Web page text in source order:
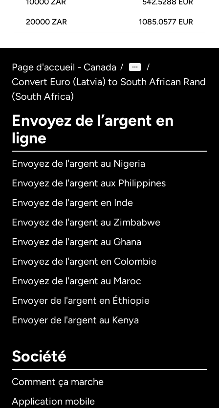
10000 ZAR 542.5288 EUR
20000 ZAR 1085.0577 EUR
Page d'accueil - Canada / /
Convert Euro (Latvia) to South African Rand
(South Africa)
Envoyez de l’argent en
ligne
Envoyez de l'argent au Nigeria
Envoyez de l'argent aux Philippines
Envoyez de l'argent en Inde
Envoyez de l'argent au Zimbabwe
Envoyez de l'argent au Ghana
Envoyez de l'argent en Colombie
Envoyez de l'argent au Maroc
Envoyer de l'argent en Éthiopie
Envoyer de l'argent au Kenya
Société
Comment ça marche
Application mobile